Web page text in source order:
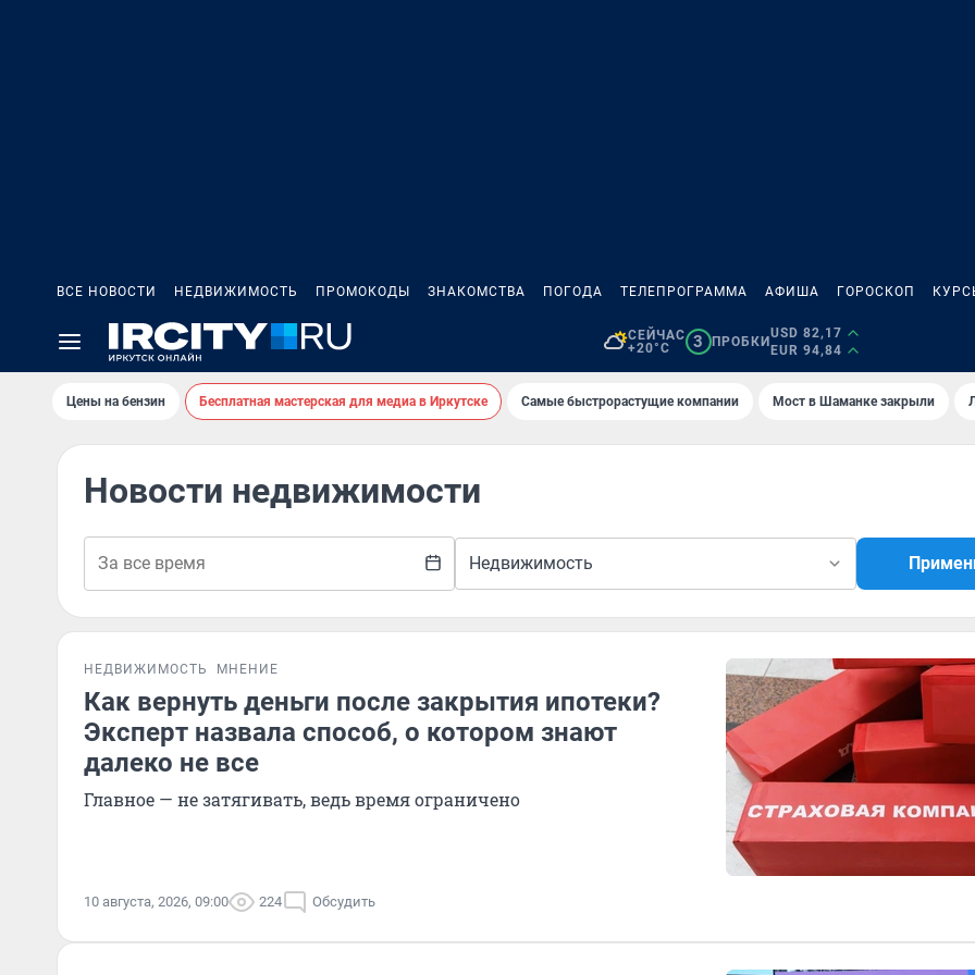
ВСЕ НОВОСТИ НЕДВИЖИМОСТЬ ПРОМОКОДЫ ЗНАКОМСТВА ПОГОДА ТЕЛЕПРОГРАММА АФИША ГОРОСКОП
СЕЙЧАС
+20°C
3 ПРОБКИ
USD 82,17
EUR 94,84
Цены на бензин Бесплатная мастерская для медиа в Иркутске Самые быстрорастущие компании Мост в Шаманке закрыли
Новости недвижимости
Недвижимость
НЕДВИЖИМОСТЬ МНЕНИЕ
Как вернуть деньги после закрытия ипотеки?
Эксперт назвала способ, о котором знают
далеко не все
Главное — не затягивать, ведь время ограничено
10 августа, 2026, 09:00 224 Обсудить